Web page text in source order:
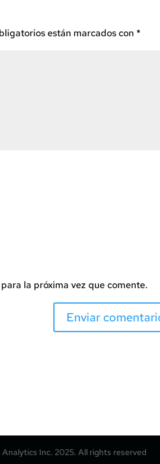
están marcados con *
la próxima vez que comente.
Inc. 2025. All rights reserved